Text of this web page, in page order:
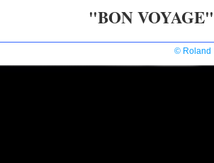
"BON
© Roland